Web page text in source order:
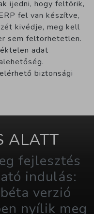
ijedni, hogy feltörik,
fel van készítve,
kivédje, meg kell
sem feltörhetetlen.
adat
biztonsági
ALATT
fejlesztés
indulás:
verzió
nyílik meg